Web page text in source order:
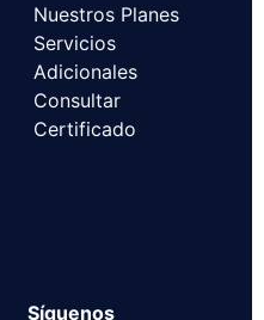
Nuestros Planes
Servicios
Adicionales
Consultar
Certificado
Síguenos